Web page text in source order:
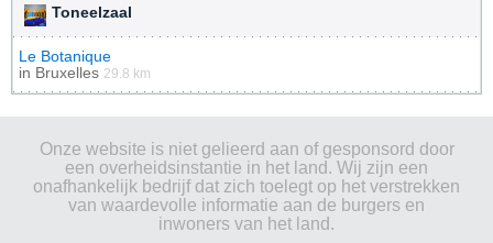
Toneelzaal
Le Botanique
in Bruxelles 29.8 km
Onze website is niet gelieerd aan of gesponsord door
een overheidsinstantie in het land. Wij zijn een
onafhankelijk bedrijf dat zich toelegt op het verstrekken
van waardevolle informatie aan de burgers en
inwoners van het land.